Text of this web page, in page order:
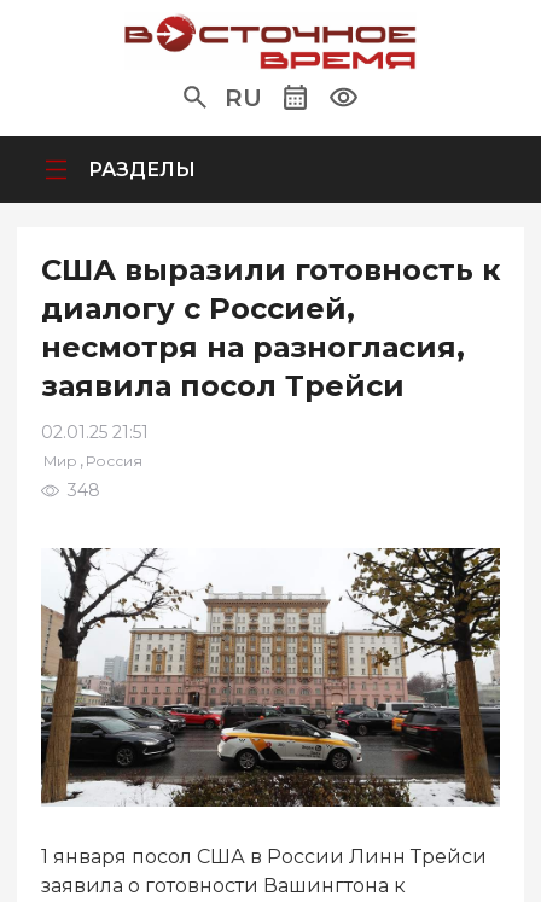
RU
РАЗДЕЛЫ
США выразили готовность к
диалогу с Россией,
несмотря на разногласия,
заявила посол Трейси
02.01.25 21:51
Мир , Россия
348
1 января посол США в России Линн Трейси
заявила о готовности Вашингтона к